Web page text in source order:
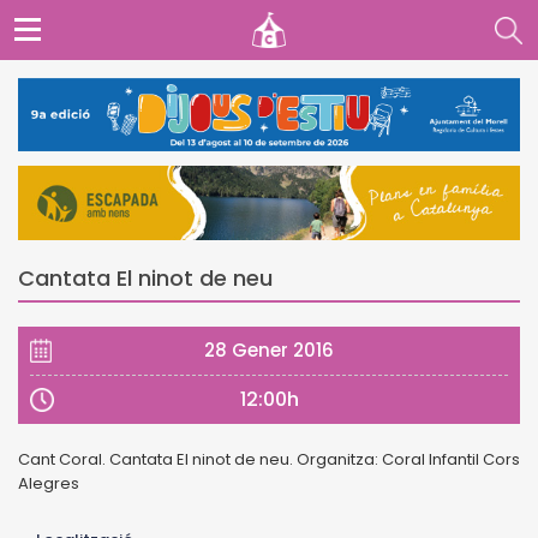
Cantata El ninot de neu
28 Gener 2016
12:00h
Cant Coral. Cantata El ninot de neu. Organitza: Coral Infantil Cors
Alegres